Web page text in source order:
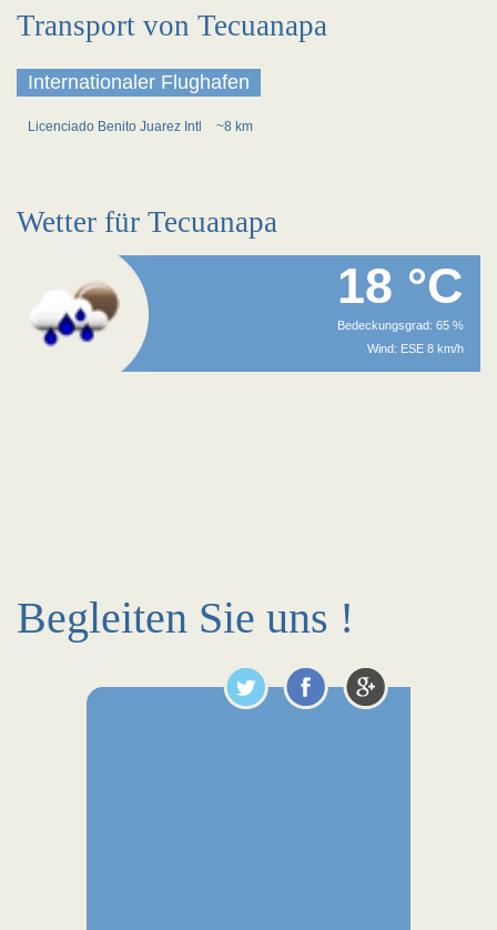
Transport von Tecuanapa
Internationaler Flughafen
Licenciado Benito Juarez Intl ~8 km
Wetter für Tecuanapa
18 °C
Bedeckungsgrad: 65 %
Wind: ESE 8 km/h
Begleiten Sie uns !